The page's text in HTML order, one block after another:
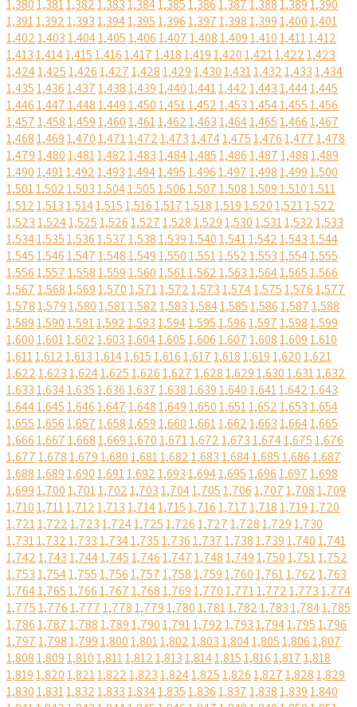
1,3801,3811,3821,3831,3841,3851,3861,3871,3881,3891,390
1,3911,3921,3931,3941,3951,3961,3971,3981,3991,4001,401
1,4021,4031,4041,4051,4061,4071,4081,4091,4101,4111,412
1,4131,4141,4151,4161,4171,4181,4191,4201,4211,4221,423
1,4241,4251,4261,4271,4281,4291,4301,4311,4321,4331,434
1,4351,4361,4371,4381,4391,4401,4411,4421,4431,4441,445
1,4461,4471,4481,4491,4501,4511,4521,4531,4541,4551,456
1,4571,4581,4591,4601,4611,4621,4631,4641,4651,4661,467
1,4681,4691,4701,4711,4721,4731,4741,4751,4761,4771,478
1,4791,4801,4811,4821,4831,4841,4851,4861,4871,4881,489
1,4901,4911,4921,4931,4941,4951,4961,4971,4981,4991,500
1,5011,5021,5031,5041,5051,5061,5071,5081,5091,5101,511
1,5121,5131,5141,5151,5161,5171,5181,5191,5201,5211,522
1,5231,5241,5251,5261,5271,5281,5291,5301,5311,5321,533
1,5341,5351,5361,5371,5381,5391,5401,5411,5421,5431,544
1,5451,5461,5471,5481,5491,5501,5511,5521,5531,5541,555
1,5561,5571,5581,5591,5601,5611,5621,5631,5641,5651,566
1,5671,5681,5691,5701,5711,5721,5731,5741,5751,5761,577
1,5781,5791,5801,5811,5821,5831,5841,5851,5861,5871,588
1,5891,5901,5911,5921,5931,5941,5951,5961,5971,5981,599
1,6001,6011,6021,6031,6041,6051,6061,6071,6081,6091,610
1,6111,6121,6131,6141,6151,6161,6171,6181,6191,6201,621
1,6221,6231,6241,6251,6261,6271,6281,6291,6301,6311,632
1,6331,6341,6351,6361,6371,6381,6391,6401,6411,6421,643
1,6441,6451,6461,6471,6481,6491,6501,6511,6521,6531,654
1,6551,6561,6571,6581,6591,6601,6611,6621,6631,6641,665
1,6661,6671,6681,6691,6701,6711,6721,6731,6741,6751,676
1,6771,6781,6791,6801,6811,6821,6831,6841,6851,6861,687
1,6881,6891,6901,6911,6921,6931,6941,6951,6961,6971,698
1,6991,7001,7011,7021,7031,7041,7051,7061,7071,7081,709
1,7101,7111,7121,7131,7141,7151,7161,7171,7181,7191,720
1,7211,7221,7231,7241,7251,7261,7271,7281,7291,730
1,7311,7321,7331,7341,7351,7361,7371,7381,7391,7401,741
1,7421,7431,7441,7451,7461,7471,7481,7491,7501,7511,752
1,7531,7541,7551,7561,7571,7581,7591,7601,7611,7621,763
1,7641,7651,7661,7671,7681,7691,7701,7711,7721,7731,774
1,7751,7761,7771,7781,7791,7801,7811,7821,7831,7841,785
1,7861,7871,7881,7891,7901,7911,7921,7931,7941,7951,796
1,7971,7981,7991,8001,8011,8021,8031,8041,8051,8061,807
1,8081,8091,8101,8111,8121,8131,8141,8151,8161,8171,818
1,8191,8201,8211,8221,8231,8241,8251,8261,8271,8281,829
1,8301,8311,8321,8331,8341,8351,8361,8371,8381,8391,840